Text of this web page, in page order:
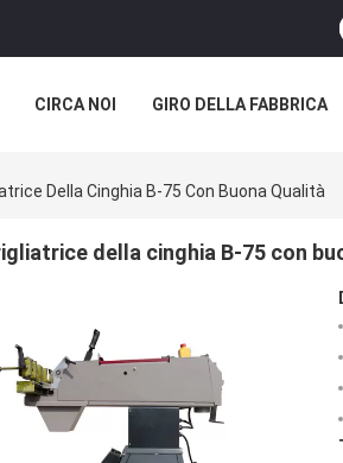
CIRCA NOI GIRO DELLA FABBRICA
Della Cinghia B-75 Con Buona Qualità
della cinghia B-75 con